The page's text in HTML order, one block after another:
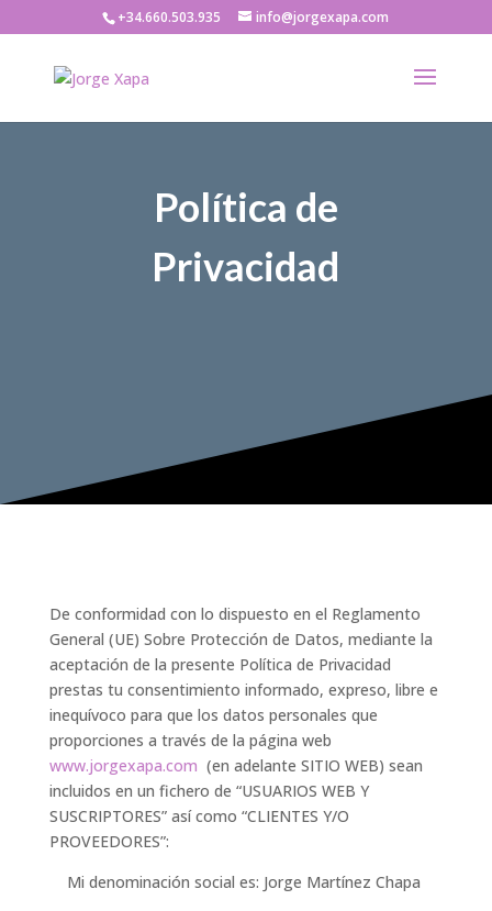
+34.660.503.935 info@jorgexapa.com
Política de
Privacidad
De conformidad con lo dispuesto en el Reglamento
General (UE) Sobre Protección de Datos, mediante la
aceptación de la presente Política de Privacidad
prestas tu consentimiento informado, expreso, libre e
inequívoco para que los datos personales que
proporciones a través de la página web
www.jorgexapa.com (en adelante SITIO WEB) sean
incluidos en un fichero de “USUARIOS WEB Y
SUSCRIPTORES” así como “CLIENTES Y/O
PROVEEDORES”:
Mi denominación social es: Jorge Martínez Chapa